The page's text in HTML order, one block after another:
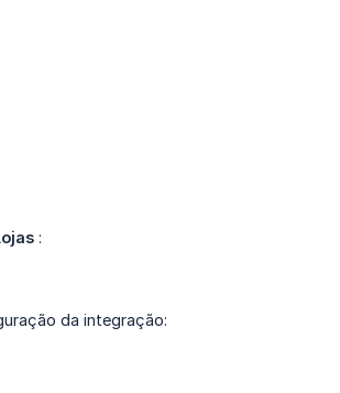
:
da integração: